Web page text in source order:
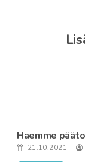
Haemme
21.10.2021